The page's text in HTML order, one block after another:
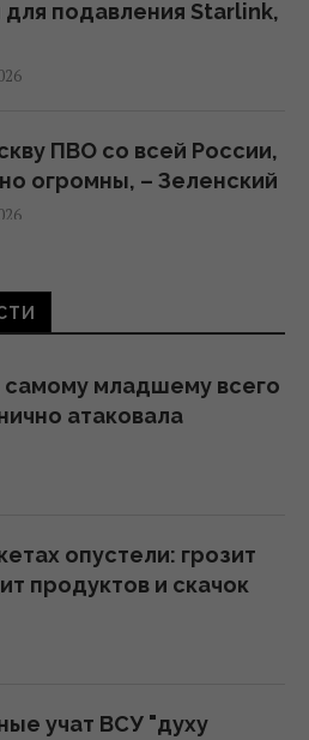
подавления Starlink,
ПВО со всей России,
огромны, – Зеленский
и манипуляции:
дальнейшие планы
использовать
по России, - The Atlantic
в Украину: аналитик
взгляда на
младшему всего
атаковала
опустели: грозит
продуктов и скачок
учат ВСУ "духу